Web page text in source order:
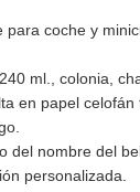
para coche y
ml., colonia,
en papel
del nombre del
personalizada.